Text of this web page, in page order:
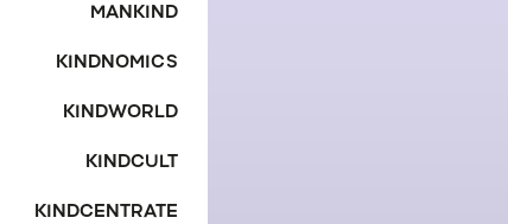
MANKIND
KINDNOMICS
KINDWORLD
KINDCULT
KINDCENTRATE